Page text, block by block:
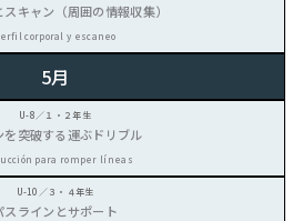
キャン（周囲の情報収集）
corporal y escaneo
5月
を突破する運ぶドリブル
para romper líneas
スラインとサポート